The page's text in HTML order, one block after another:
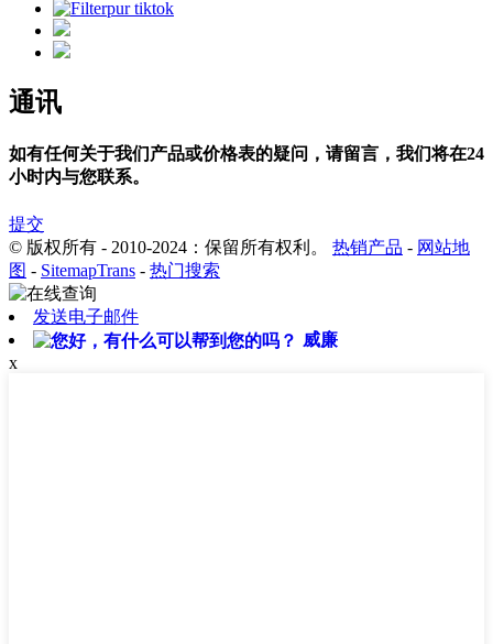
通讯
如有任何关于我们产品或价格表的疑问，请留言，我们将在24
小时内与您联系。
提交
© 版权所有 - 2010-2024：保留所有权利。 热销产品 - 网站地
图 - SitemapTrans - 热门搜索
发送电子邮件
威廉
x